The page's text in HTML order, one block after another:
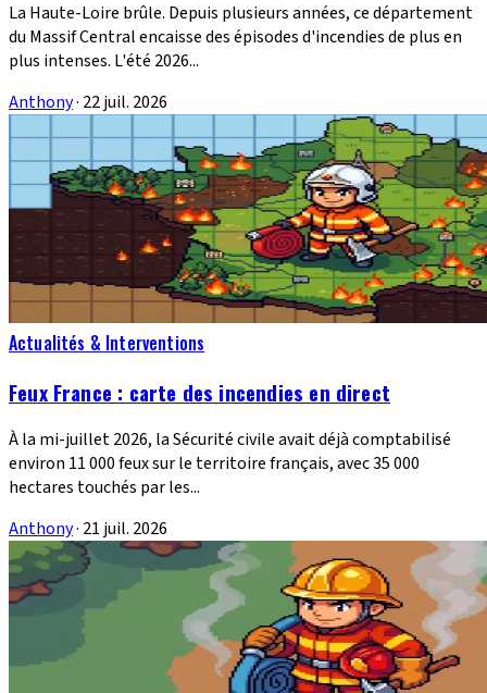
La Haute-Loire brûle. Depuis plusieurs années, ce département
du Massif Central encaisse des épisodes d'incendies de plus en
plus intenses. L'été 2026...
Anthony· 22 juil. 2026
Actualités & Interventions
Feux France : carte des incendies en direct
À la mi-juillet 2026, la Sécurité civile avait déjà comptabilisé
environ 11 000 feux sur le territoire français, avec 35 000
hectares touchés par les...
Anthony· 21 juil. 2026